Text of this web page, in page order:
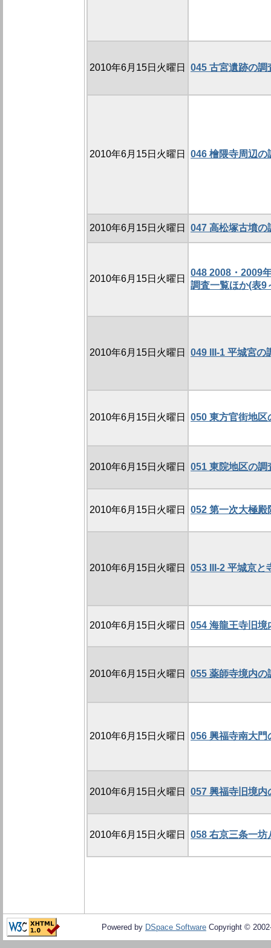
2010年6月15日火曜日 045 古宮遺跡の調
2010年6月15日火曜日 046 檜隈寺周辺の
2010年6月15日火曜日 047 高松塚古墳の
2010年6月15日火曜日
048 2008・2009
調査一覧ほか(表9
2010年6月15日火曜日 049 III-1 平城宮の
2010年6月15日火曜日 050 東方官街地区
2010年6月15日火曜日 051 東院地区の調
2010年6月15日火曜日 052 第一次大極殿
2010年6月15日火曜日 053 III-2 平城京と
2010年6月15日火曜日 054 海龍王寺旧境
2010年6月15日火曜日 055 薬師寺境内の
2010年6月15日火曜日 056 興福寺南大門
2010年6月15日火曜日 057 興福寺旧境内
2010年6月15日火曜日 058 右京三条一坊
Powered by DSpace Software Copyright ©